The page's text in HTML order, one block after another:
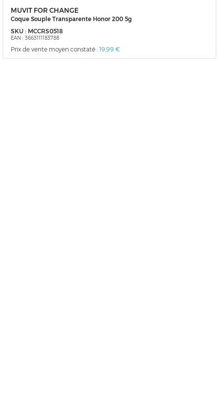
MUVIT FOR CHANGE
Coque Souple Transparente Honor 200 5g
SKU : MCCRS0518
EAN : 3663111183788
Prix de vente moyen constaté : 19,99 €